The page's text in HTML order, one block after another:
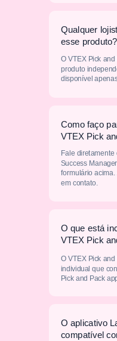
Como faço
VTEX Pick
Fale
Success
formulário acima.
em contato.
Qualquer
esse produto?
O VTEX Pick
produto
disponível
O que está
VTEX Pick
O VTEX Pick
individual que
Pick and Pack
O aplicativo
compatível